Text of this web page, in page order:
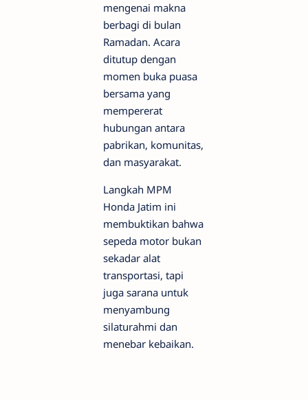
mengenai makna
berbagi di bulan
Ramadan. Acara
ditutup dengan
momen buka puasa
bersama yang
mempererat
hubungan antara
pabrikan, komunitas,
dan masyarakat.
​Langkah MPM
Honda Jatim ini
membuktikan bahwa
sepeda motor bukan
sekadar alat
transportasi, tapi
juga sarana untuk
menyambung
silaturahmi dan
menebar kebaikan.